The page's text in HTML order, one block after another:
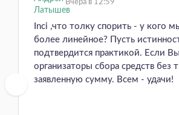
Вчера в 12:59
Inci ,что толку спорить - у кого
более линейное? Пусть
подтвердится практикой. Если
организаторы сбора средств без
заявленную сумму. Всем - удачи!